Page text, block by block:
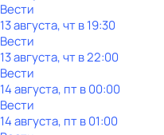
Вести
13 августа, чт в 19:30
Вести
13 августа, чт в 22:00
Вести
14 августа, пт в 00:00
Вести
14 августа, пт в 01:00